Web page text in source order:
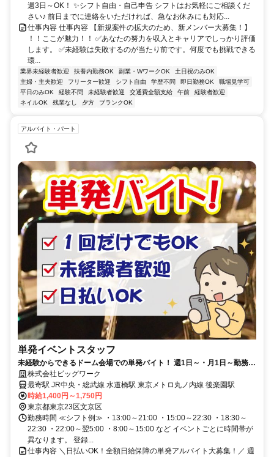
週3日～OK！ ✨シフト自由・自己申告 シフトはお気軽にご相談くだ
さい♪ 前日までに連絡をいただければ、急なお休みにも対応...
仕事内容 仕事内容 【新規案件の拡大のため、新メンバー大募集！】
！！ここが魅力！！ ✅あなたの努力を収入とキャリアでしっかり評価
します。 ✅未経験は失敗するのが当たり前です。何度でも挑戦できる
環...
業界未経験者歓迎 扶養内勤務OK 副業・WワークOK
土日祝のみOK
主婦・主夫歓迎
フリーター歓迎 シフト自由 学歴不問 即日勤務OK
職場見学可
平日のみOK
経験不問 未経験者歓迎 交通費全額支給 午前
経験者歓迎
ネイルOK
残業なし 夕方 ブランクOK
アルバイト・パート
単発イベントスタッフ
未経験からできるドーム会場での単発バイト！ 週1日～・月1日～勤務
OK！全額日払いOK！男性活躍中！
株式会社ビッグワーク
最寄駅 JR中央・総武線 水道橋駅 東京メトロ丸ノ内線 後楽園駅
時給1,400円～1,750円
東京都東京23区文京区
勤務時間 ≪シフト例≫ ・13:00～21:00 ・15:00～22:30 ・18:30～
22:30 ・22:00～翌5:00 ・8:00～15:00 など イベントごとに時間帯が
異なります。 登録...
仕事内容 ＼日払いOK！全額日給保障の単発アルバイト大募集！／ 週